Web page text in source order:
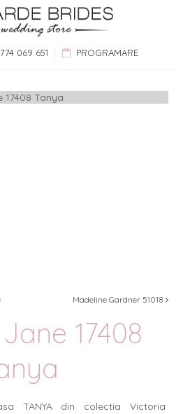
069 651 PROGRAMARE
Madeline Gardner 51018
17408
TANYA din colectia Victoria